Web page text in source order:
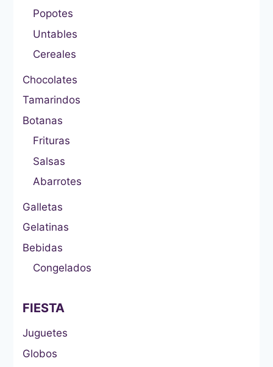
Popotes
Untables
Cereales
Chocolates
Tamarindos
Botanas
Frituras
Salsas
Abarrotes
Galletas
Gelatinas
Bebidas
Congelados
FIESTA
Juguetes
Globos